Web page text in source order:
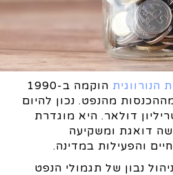
הוקמה ב-1990
מהנפט. נכון להיום
בה למעלה מ-1.5 טריליון דולאר. היא מוגדרת
דואגת ומשקיעה
והפעילות במדינה.
נבון של תגמולי הנפט